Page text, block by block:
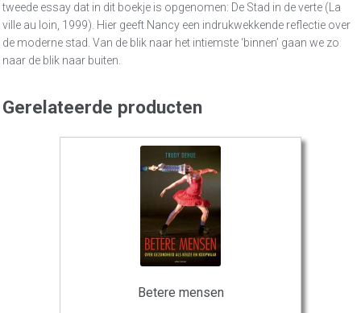
tweede essay dat in dit boekje is opgenomen: De Stad in de verte (La
ville au loin, 1999). Hier geeft Nancy een indrukwekkende reflectie over
de moderne stad. Van de blik naar het intiemste ‘binnen’ gaan we zo
naar de blik naar buiten.
Gerelateerde producten
Betere mensen